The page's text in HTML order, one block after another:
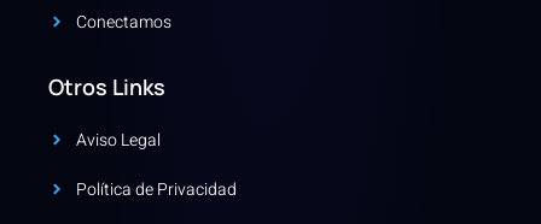
Conectamos
Otros Links
Aviso Legal
Política de Privacidad